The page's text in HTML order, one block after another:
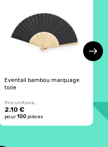
Eventail bambou marquage
toile
Prix unitaire :
2.10 €
pour100 pièces